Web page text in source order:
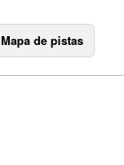
Mapa de pistas